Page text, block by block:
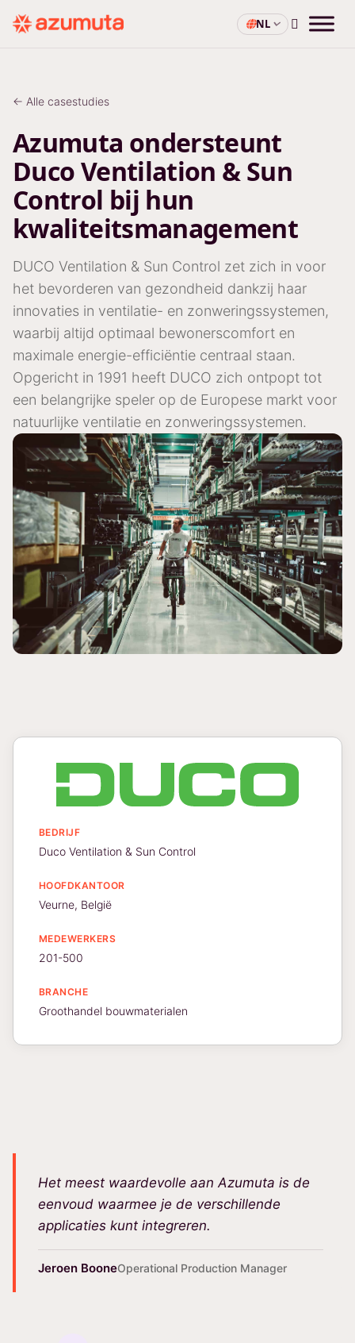
NL
← Alle casestudies
Azumuta ondersteunt
Duco Ventilation & Sun
Control bij hun
kwaliteitsmanagement
DUCO Ventilation & Sun Control zet zich in voor
het bevorderen van gezondheid dankzij haar
innovaties in ventilatie- en zonweringssystemen,
waarbij altijd optimaal bewonerscomfort en
maximale energie-efficiëntie centraal staan.
Opgericht in 1991 heeft DUCO zich ontpopt tot
een belangrijke speler op de Europese markt voor
natuurlijke ventilatie en zonweringssystemen.
BEDRIJF
Duco Ventilation & Sun Control
HOOFDKANTOOR
Veurne, België
MEDEWERKERS
201-500
BRANCHE
Groothandel bouwmaterialen
Het meest waardevolle aan Azumuta is de
eenvoud waarmee je de verschillende
applicaties kunt integreren.
Jeroen BooneOperational Production Manager